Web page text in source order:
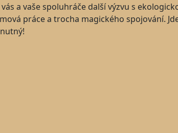
a vaše spoluhráče další výzvu s
práce a trocha magického spojování.